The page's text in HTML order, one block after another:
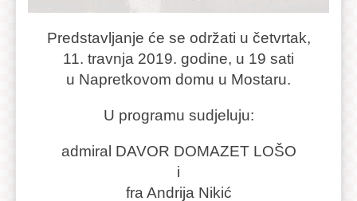
Predstavljanje će se održati u četvrtak,
11. travnja 2019. godine, u 19 sati
u Napretkovom domu u Mostaru.
U programu sudjeluju:
admiral DAVOR DOMAZET LOŠO
i
fra Andrija Nikić